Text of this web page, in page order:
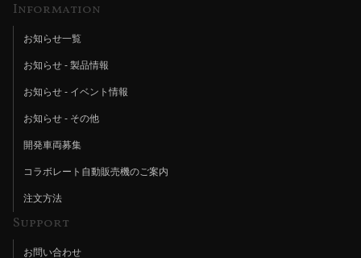
Information
お知らせ一覧
お知らせ - 製品情報
お知らせ - イベント情報
お知らせ - その他
開発車両募集
コラボレート自動販売機のご案内
注文方法
Support
お問い合わせ